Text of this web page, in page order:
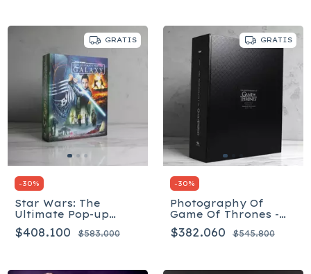
GRATIS
-30%
Star Wars: The
Ultimate Pop-up
Galaxy - Inglés
$408.100 $583.000
GRATIS
-30%
Photography Of
Game Of Thrones -
Box Set - Inglés
$382.060 $545.800